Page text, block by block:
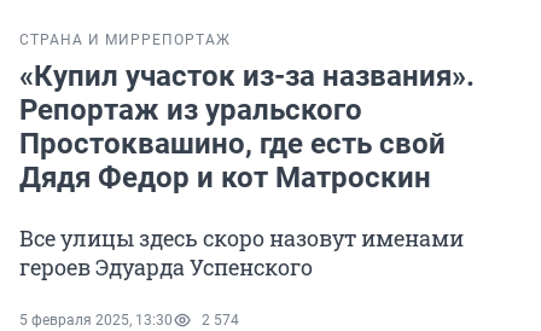
СТРАНА И МИР РЕПОРТАЖ
«Купил участок из-за названия».
Репортаж из уральского
Простоквашино, где есть свой
Дядя Федор и кот Матроскин
Все улицы здесь скоро назовут именами
героев Эдуарда Успенского
5 февраля 2025, 13:30 2 574